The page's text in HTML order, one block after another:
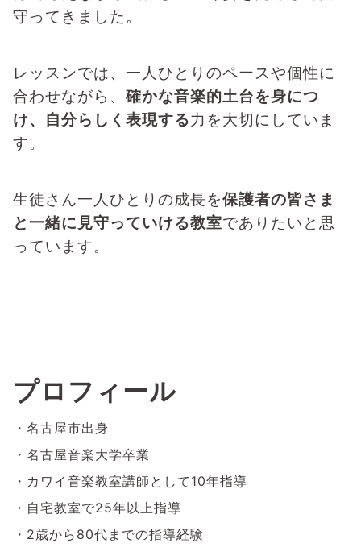
守ってきました。
レッスンでは、一人ひとりのペースや個性に
合わせながら、 確かな音楽的土台を身につ
け、自分らしく表現する力を大切にしていま
す。
生徒さん一人ひとりの成長を保護者の皆さま
と一緒に見守っていける教室でありたいと思
っています。
プロフィール
・名古屋市出身
・名古屋音楽大学卒業
・カワイ音楽教室講師として10年指導
・自宅教室で25年以上指導
・2歳から80代までの指導経験